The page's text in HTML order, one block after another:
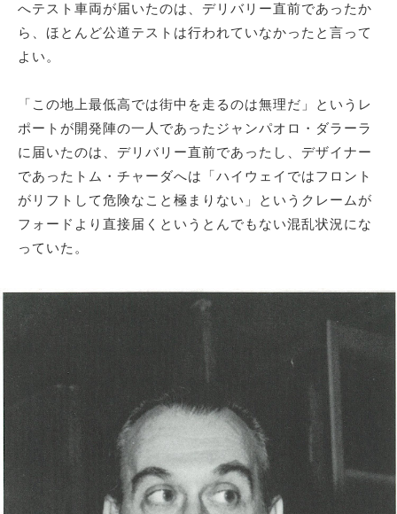
へテスト車両が届いたのは、デリバリー直前であったか
ら、ほとんど公道テストは行われていなかったと言って
よい。
「この地上最低高では街中を走るのは無理だ」というレ
ポートが開発陣の一人であったジャンパオロ・ダラーラ
に届いたのは、デリバリー直前であったし、デザイナー
であったトム・チャーダへは「ハイウェイではフロント
がリフトして危険なこと極まりない」というクレームが
フォードより直接届くというとんでもない混乱状況にな
っていた。